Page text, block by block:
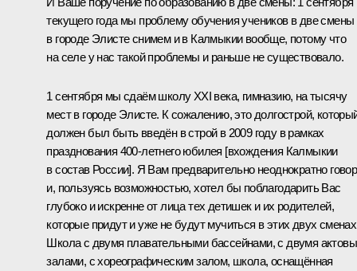
текущего года мы проблему обучения учеников в две смены
в городе Элисте снимем и в Калмыкии вообще, потому что
на селе у нас такой проблемы и раньше не существовало.
1 сентября мы сдаём школу XXI века, гимназию, на тысячу
мест в городе Элисте. К сожалению, это долгострой,
должен был быть введён в строй в 2009 году в рамках
празднования 400‑летнего юбилея [вхождения Калмыкии
в состав России]. Я Вам предварительно неоднократно
и, пользуясь возможностью, хотел бы поблагодарить Вас
глубоко и искренне от лица тех детишек и их родителей,
которые придут и уже не будут мучиться в этих двух
Школа с двумя плавательными бассейнами, с двумя
залами, с хореографическим залом, школа, оснащённая